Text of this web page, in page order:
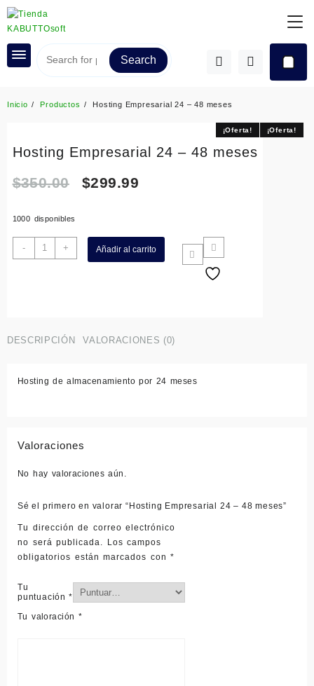
Saltar
al
Search
Inicio Productos Hosting Empresarial 24 – 48 meses
¡Oferta!
Hosting Empresarial 24 – 48 meses
$350.00
Original
was:
$350.00.
$299.99
is:
$299.99.
1000 disponibles
-
Hosting
Empresarial
+ Añadir al carrito
¡Oferta!
DESCRIPCIÓN VALORACIONES (0)
Hosting de almacenamiento por 24 meses
Valoraciones
No hay valoraciones aún.
Sé el primero en valorar “Hosting Empresarial 24 – 48 meses”
Tu dirección de correo electrónico
no será publicada.
Los campos
obligatorios están marcados con*
Tu
puntuación *
Tu valoración *